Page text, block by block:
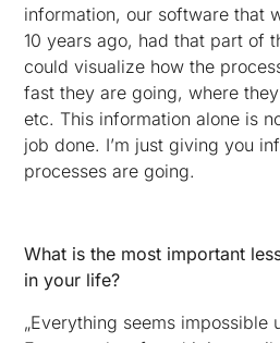
information, our software that
10 years ago, had that part of
could visualize how the
fast they are going, where
etc. This information alone is
job done. I’m just giving you
processes are going.
What is the most important
in your life?
„Everything seems impossible